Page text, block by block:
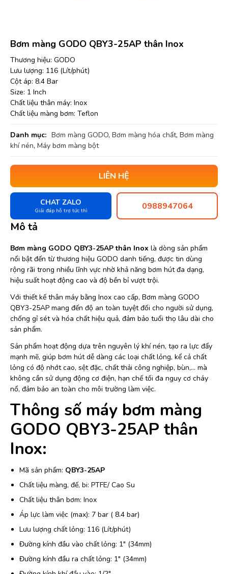
Bơm màng GODO QBY3-25AP thân Inox
Thương hiệu: GODO
Lưu lượng: 116 (Lít/phút)
Cột áp: 8.4 Bar
Size: 1 Inch
Chất liệu thân máy: Inox
Chất liệu màng bơm: Teflon
Danh mục: Bơm màng GODO, Bơm màng hóa chất, Bơm màng
khí nén, Máy bơm màng bột
LIÊN HỆ
CHAT ZALO
Giải đáp hỗ trợ tức thì 0988947064
Mô tả
Bơm màng GODO QBY3-25AP thân Inox là dòng sản phẩm
nổi bật đến từ thương hiệu GODO danh tiếng, được tin dùng
rộng rãi trong nhiều lĩnh vực nhờ khả năng bơm hút đa dạng,
hiệu suất hoạt động cao và độ bền bỉ vượt trội.
Với thiết kế thân máy bằng Inox cao cấp, Bơm màng GODO
QBY3-25AP mang đến độ an toàn tuyệt đối cho người sử dụng,
chống gỉ sét và hóa chất hiệu quả, đảm bảo tuổi thọ lâu dài cho
sản phẩm.
Sản phẩm hoạt động dựa trên nguyên lý khí nén, tạo ra lực đẩy
mạnh mẽ, giúp bơm hút dễ dàng các loại chất lỏng, kể cả chất
lỏng có độ nhớt cao, sệt đặc, chất thải công nghiệp, bùn,… mà
không cần sử dụng động cơ điện, hạn chế tối đa nguy cơ cháy
nổ, đảm bảo an toàn cho môi trường làm việc.
Thông số máy bơm màng
GODO QBY3-25AP thân
Inox:
Mã sản phẩm: QBY3-25AP
Chất liệu màng, đế, bi: PTFE/ Cao Su
Chất liệu thân bơm: Inox
Áp lực làm việc (max): 7 bar ( 8.4 bar)
Lưu lượng chất lỏng: 116 (Lít/phút)
Đường kính đầu vào chất lỏng: 1″ (34mm)
Đường kính đầu ra chất lỏng: 1″ (34mm)